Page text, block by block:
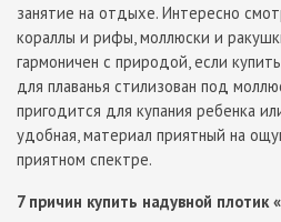
занятие на отдыхе. Интересно
кораллы и рифы, моллюски и
гармоничен с природой, если
для плаванья стилизован под
пригодится для купания ребенка
удобная, материал приятный на
приятном спектре.
7 причин купить надувной плотик